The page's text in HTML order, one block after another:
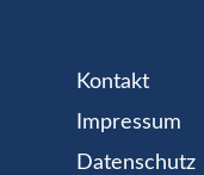
Kontakt
Impressum
Datenschutz